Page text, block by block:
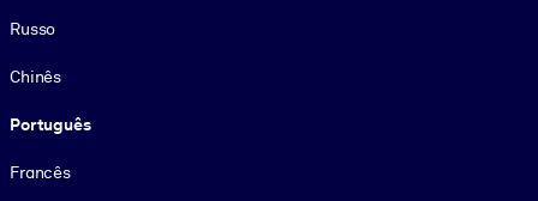
Russo
Chinês
Português
Francês